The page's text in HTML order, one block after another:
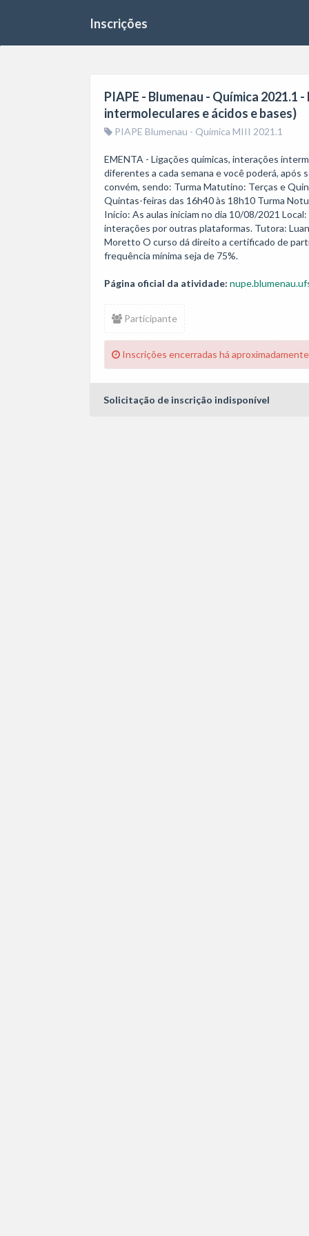
Inscrições
PIAPE - Blumenau - Química
intermoleculares e ácidos e bases)
PIAPE Blumenau - Química MIII 2021.1
EMENTA - Ligações químicas, interações
diferentes a cada semana e você poderá,
convém, sendo: Turma Matutino: Terças e
Quintas-feiras das 16h40 às 18h10 Turma
Início: As aulas iniciam no dia 10/08/2021
interações por outras plataformas. Tutora:
Moretto O curso dá direito a certificado de
frequência mínima seja de 75%.
Página oficial da atividade:
Participante
Inscrições encerradas há
Solicitação de inscrição indisponível